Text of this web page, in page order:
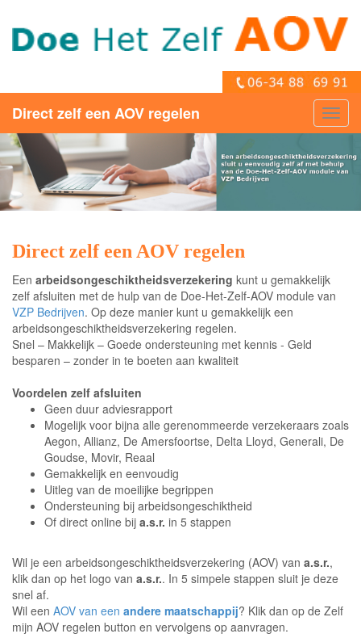
Direct zelf een AOV regelen
Direct zelf een AOV regelen
Een arbeidsongeschiktheidsverzekering kunt u gemakkelijk
zelf afsluiten met de hulp van de Doe-Het-Zelf-AOV module van
VZP Bedrijven. Op deze manier kunt u gemakkelijk een
arbeidsongeschiktheidsverzekering regelen.
Snel – Makkelijk – Goede ondersteuning met kennis - Geld
besparen – zonder in te boeten aan kwaliteit
Voordelen zelf afsluiten
Geen duur adviesrapport
Mogelijk voor bijna alle gerenommeerde verzekeraars zoals
Aegon, Allianz, De Amersfoortse, Delta Lloyd, Generali, De
Goudse, Movir, Reaal
Gemakkelijk en eenvoudig
Uitleg van de moeilijke begrippen
Ondersteuning bij arbeidsongeschiktheid
Of direct online bij a.s.r. in 5 stappen
Wil je een arbeidsongeschiktheidsverzekering (AOV) van a.s.r.,
klik dan op het logo van a.s.r.. In 5 simpele stappen sluit je deze
snel af.
Wil een AOV van een andere maatschappij? Klik dan op de Zelf
mijn AOV regelen button en vervolgens op aanvragen.